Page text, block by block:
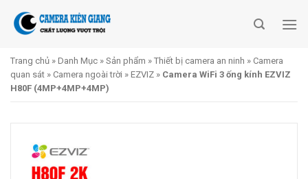
Trang chủ » Danh Mục » Sản phẩm » Thiết bị camera an ninh » Camera
quan sát » Camera ngoài trời » EZVIZ » Camera WiFi 3 ống kính EZVIZ
H80F (4MP+4MP+4MP)